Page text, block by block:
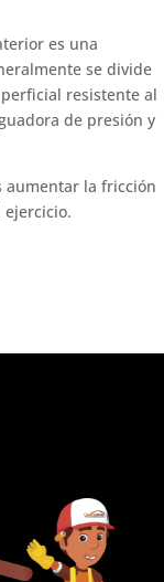
es una
se divide
resistente al
de presión y
aumentar la fricción